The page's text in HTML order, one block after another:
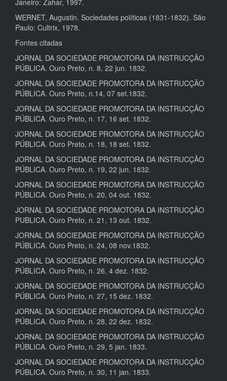
WERNET, Augustin. Sociedades políticas (1831-1832). São
Paulo: Cultrix, 1978.
Fontes citadas
JORNAL DA SOCIEDADE PROMOTORA DA INSTRUCÇÃO
PÚBLICA. Ouro Preto, n. 8, 22 jun. 1832.
JORNAL DA SOCIEDADE PROMOTORA DA INSTRUCÇÃO
PÚBLICA. Ouro Preto, n.14, 07 set.1832.
JORNAL DA SOCIEDADE PROMOTORA DA INSTRUCÇÃO
PÚBLICA. Ouro Preto, n. 17, 16 set. 1832.
JORNAL DA SOCIEDADE PROMOTORA DA INSTRUCÇÃO
PÚBLICA. Ouro Preto, n. 18, 18 set. 1832.
JORNAL DA SOCIEDADE PROMOTORA DA INSTRUCÇÃO
PÚBLICA. Ouro Preto, n. 19, 22 jun. 1832.
JORNAL DA SOCIEDADE PROMOTORA DA INSTRUCÇÃO
PÚBLICA. Ouro Preto, n. 20, 04 out. 1832.
JORNAL DA SOCIEDADE PROMOTORA DA INSTRUCÇÃO
PUBLICA. Ouro Preto, n. 21, 13 out. 1832.
JORNAL DA SOCIEDADE PROMOTORA DA INSTRUCÇÃO
PÚBLICA. Ouro Preto, n. 24, 08 nov.1832.
JORNAL DA SOCIEDADE PROMOTORA DA INSTRUCÇÃO
PÚBLICA. Ouro Preto, n. 26, 4 dez. 1832.
JORNAL DA SOCIEDADE PROMOTORA DA INSTRUCÇÃO
PÚBLICA. Ouro Preto, n. 27, 15 dez. 1832.
JORNAL DA SOCIEDADE PROMOTORA DA INSTRUCÇÃO
PÚBLICA. Ouro Preto, n. 28, 22 dez. 1832.
JORNAL DA SOCIEDADE PROMOTORA DA INSTRUCÇÃO
PÚBLICA. Ouro Preto, n. 29, 5 jan. 1833.
JORNAL DA SOCIEDADE PROMOTORA DA INSTRUCÇÃO
PÚBLICA. Ouro Preto, n. 30, 11 jan. 1833.